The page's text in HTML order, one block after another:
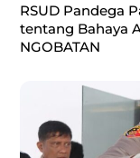
RSUD Pandega
tentang Bahaya
NGOBATAN